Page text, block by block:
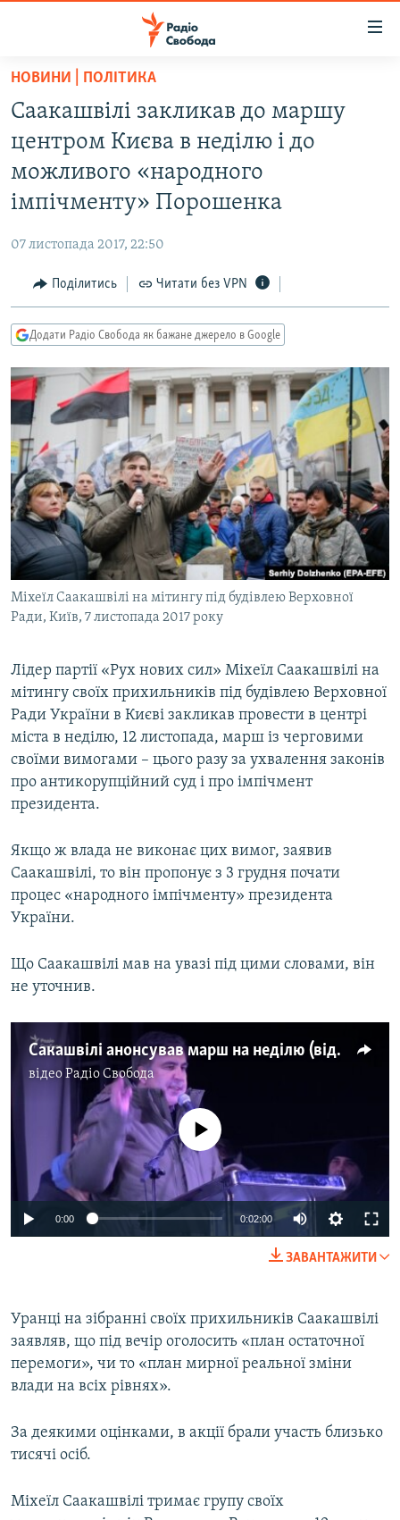
Перейти
основного
матеріалу
до
основної
Перейти
пошуку
СТАТТІ
ПОЛІТИКА
КУЛЬТУРА
СПОРТ
СВІТ
ВІЙНА
ДОНБАС.РЕАЛІЇ
КРИМ.РЕАЛІЇ
ТИ ЯК?
КИТАЙ.ВИКЛИКИ
МУЛЬТИМЕДІА
ФОТО
СПЕЦПРОЄКТИ
ПОДКАСТИ
КРИМ РЕАЛІЇ
РУС
УКР
ДОЛУЧАЙСЯ!
НОВИНИ | ПОЛІТИКА
Саакашвілі закликав до маршу
центром Києва в неділю і до
можливого «народного
імпічменту» Порошенка
07 листопада 2017, 22:50
Поділитись Читати без VPN
Додати Радіо Свобода як бажане джерело в Google
Міхеїл Саакашвілі на мітингу під будівлею Верховної
Ради, Київ, 7 листопада 2017 року
Лідер партії «Рух нових сил» Міхеїл Саакашвілі на
мітингу своїх прихильників під будівлею Верховної
Ради України в Києві закликав провести в центрі
міста в неділю, 12 листопада, марш із черговими
своїми вимогами – цього разу за ухвалення законів
про антикорупційний суд і про імпічмент
президента.
Якщо ж влада не виконає цих вимог, заявив
Саакашвілі, то він пропонує з 3 грудня почати
процес «народного імпічменту» президента
України.
Що Саакашвілі мав на увазі під цими словами, він
не уточнив.
Сакашвілі анонсував марш на неділю (відео)
відеоРадіо Свобода
No media source currently available
0:00 0:02:00
ЗАВАНТАЖИТИ
Уранці на зібранні своїх прихильників Саакашвілі
заявляв, що під вечір оголосить «план остаточної
перемоги», чи то «план мирної реальної зміни
влади на всіх рівнях».
За деякими оцінками, в акції брали участь близько
тисячі осіб.
Міхеїл Саакашвілі тримає групу своїх